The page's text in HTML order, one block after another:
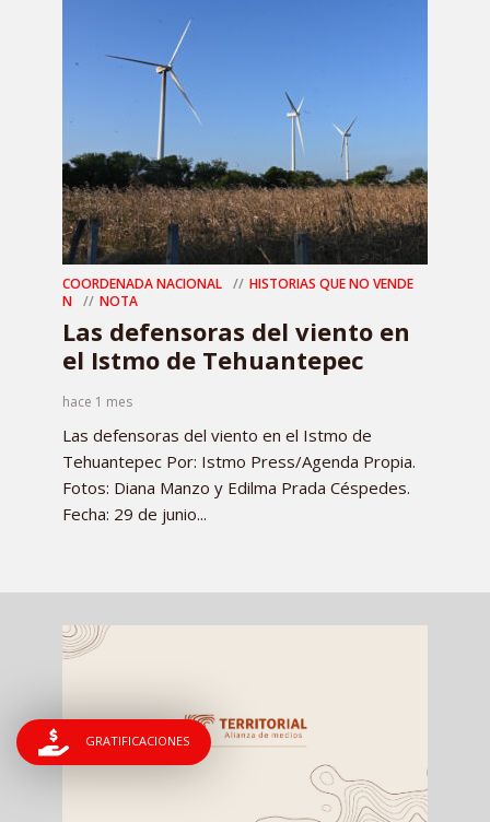
COORDENADA NACIONAL
HISTORIAS QUE NO VENDE
N
NOTA
Las defensoras del viento en
el Istmo de Tehuantepec
hace 1 mes
Las defensoras del viento en el Istmo de
Tehuantepec Por: Istmo Press/Agenda Propia.
Fotos: Diana Manzo y Edilma Prada Céspedes.
Fecha: 29 de junio...
GRATIFICACIONES